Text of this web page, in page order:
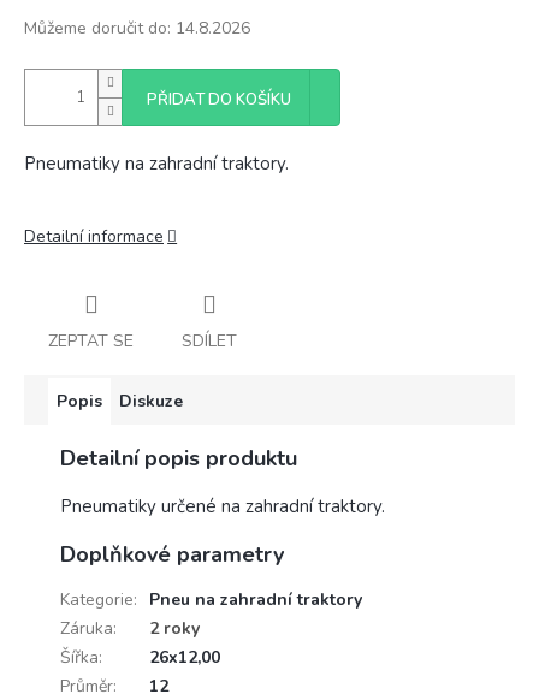
Můžeme doručit do: 14.8.2026
PŘIDAT DO KOŠÍKU
Pneumatiky na zahradní traktory.
Detailní informace
ZEPTAT SE SDÍLET
Popis Diskuze
Detailní popis produktu
Pneumatiky určené na zahradní traktory.
Doplňkové parametry
Kategorie:
Pneu na zahradní traktory
Záruka:
2 roky
Šířka:
26x12,00
Průměr:
12